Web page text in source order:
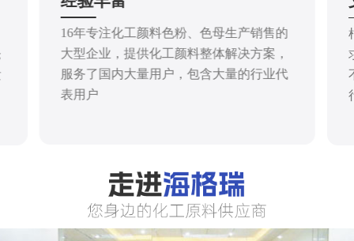
16年专注化工颜料色粉、色母生产销售的
大型企业，提供化工颜料整体解决方案，
服务了国内大量用户，包含大量的行业代
表用户